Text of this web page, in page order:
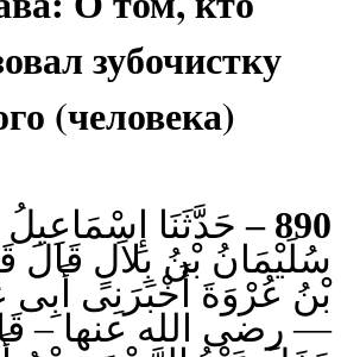
зубочистку
(человека)
890 –
حَدَّثَنَا
سُلَيْمَانُ بْنُ بِلاَلٍ قَالَ
بْنُ عُرْوَةَ أَخْبَرَنِى
— رضى الله عنها –